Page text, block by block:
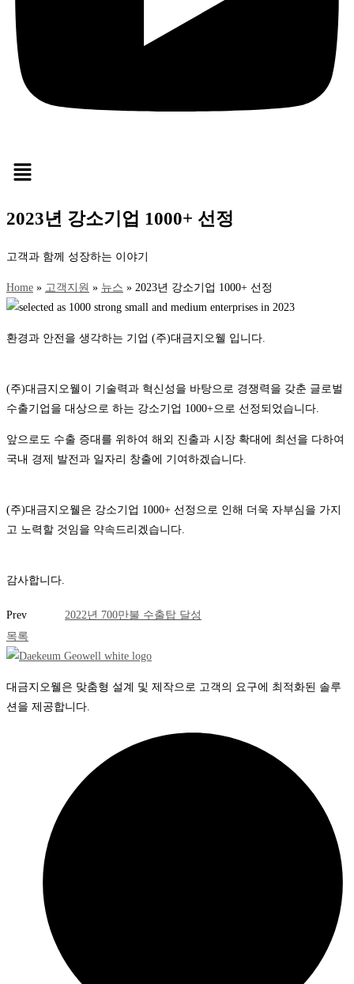
2023년 강소기업 1000+ 선정
고객과 함께 성장하는 이야기
Home » 고객지원 » 뉴스 » 2023년 강소기업 1000+ 선정
환경과 안전을 생각하는 기업 (주)대금지오웰 입니다.
(주)대금지오웰이 기술력과 혁신성을 바탕으로 경쟁력을 갖춘 글로벌
수출기업을 대상으로 하는 강소기업 1000+으로 선정되었습니다.
앞으로도 수출 증대를 위하여 해외 진출과 시장 확대에 최선을 다하여
국내 경제 발전과 일자리 창출에 기여하겠습니다.
(주)대금지오웰은 강소기업 1000+ 선정으로 인해 더욱 자부심을 가지
고 노력할 것임을 약속드리겠습니다.
감사합니다.
Prev
2022년 700만불 수출탑 달성
목록
대금지오웰은 맞춤형 설계 및 제작으로 고객의 요구에 최적화된 솔루
션을 제공합니다.